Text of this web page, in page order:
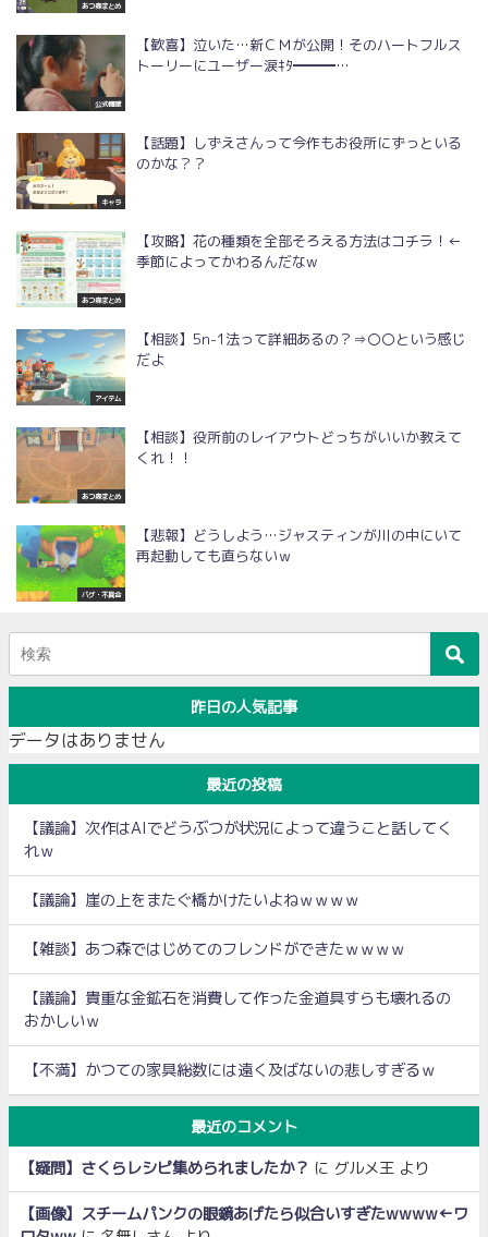
あつ森まとめ
公式情報
【歓喜】泣いた…新ＣＭが公開！そのハートフルス
トーリーにユーザー涙ｷﾀ━━━…
キャラ
【話題】しずえさんって今作もお役所にずっといる
のかな？？
あつ森まとめ
【攻略】花の種類を全部そろえる方法はコチラ！←
季節によってかわるんだなw
アイテム
【相談】5n-1法って詳細あるの？⇒〇〇という感じ
だよ
あつ森まとめ
【相談】役所前のレイアウトどっちがいいか教えて
くれ！！
バグ・不具合
【悲報】どうしよう…ジャスティンが川の中にいて
再起動しても直らないｗ
昨日の人気記事
データはありません
最近の投稿
【議論】次作はAIでどうぶつが状況によって違うこと話してく
れｗ
【議論】崖の上をまたぐ橋かけたいよねｗｗｗｗ
【雑談】あつ森ではじめてのフレンドができたｗｗｗｗ
【議論】貴重な金鉱石を消費して作った金道具すらも壊れるの
おかしいｗ
【不満】かつての家具総数には遠く及ばないの悲しすぎるｗ
最近のコメント
【疑問】さくらレシピ集められましたか？ に グルメ王 より
【画像】スチームパンクの眼鏡あげたら似合いすぎたwwww←ワ